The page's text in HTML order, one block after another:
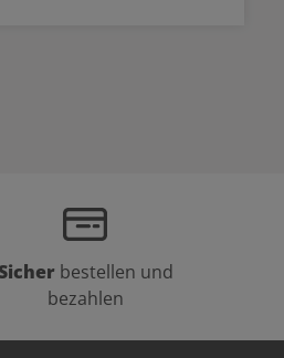
bestellen und
bezahlen